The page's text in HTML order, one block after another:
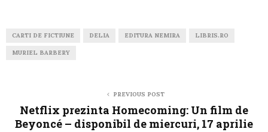
CARTI DE FICTIUNE DELIA EDITURA NEMIRA LIBRIS.RO
MURIEL BARBERY
PREVIOUS POST
Netflix prezinta Homecoming: Un film de
Beyoncé – disponibil de miercuri, 17 aprilie